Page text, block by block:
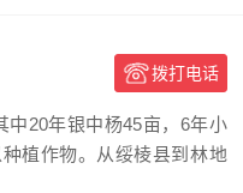
拨打电话
中20年银中杨45亩，6年小
植作物。从绥棱县到林地